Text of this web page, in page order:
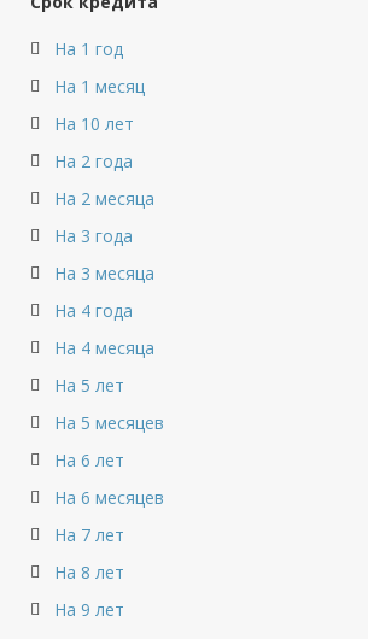
На 1 год
На 1 месяц
На 10 лет
На 2 года
На 2 месяца
На 3 года
На 3 месяца
На 4 года
На 4 месяца
На 5 лет
На 5 месяцев
На 6 лет
На 6 месяцев
На 7 лет
На 8 лет
На 9 лет